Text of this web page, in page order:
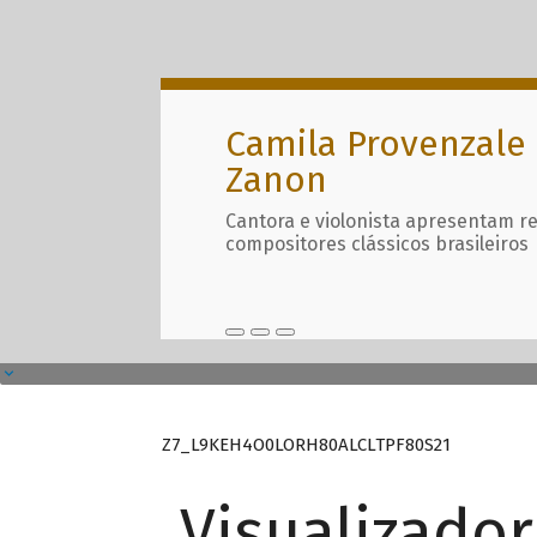
Camila Provenzale
Zanon
Cantora e violonista apresentam
compositores clássicos brasileiros
Z7_L9KEH4O0LORH80ALCLTPF80S21